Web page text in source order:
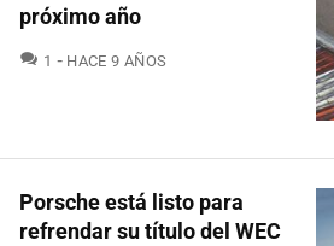
próximo año
1 COMENTARIOS
HACE 9 AÑOS
Porsche está listo para
refrendar su título del WEC